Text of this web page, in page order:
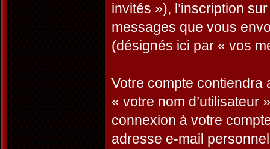
invités »), l’inscription
messages que vous
(désignés ici par « vos
Votre compte contiendra
« votre nom d’utilisateur
connexion à votre
adresse e-mail